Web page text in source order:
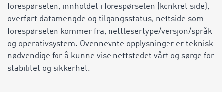
forespørselen, innholdet i forespørselen (konkret side),
overført datamengde og tilgangsstatus, nettside som
forespørselen kommer fra, nettlesertype/versjon/språk
og operativsystem. Ovennevnte opplysninger er teknisk
nødvendige for å kunne vise nettstedet vårt og sørge for
stabilitet og sikkerhet.